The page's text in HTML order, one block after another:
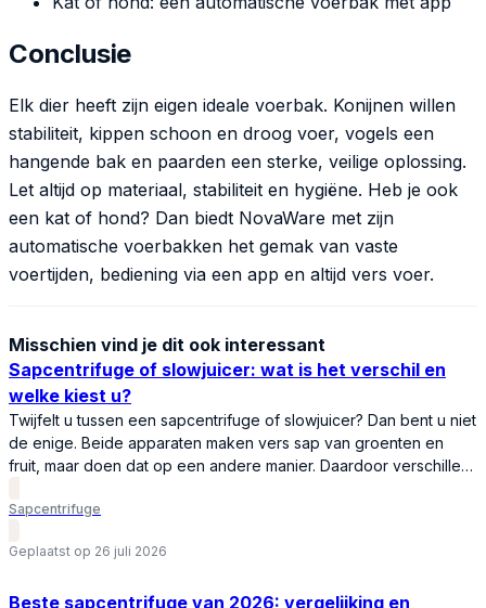
Conclusie
Elk dier heeft zijn eigen ideale voerbak. Konijnen willen
stabiliteit, kippen schoon en droog voer, vogels een
hangende bak en paarden een sterke, veilige oplossing.
Let altijd op materiaal, stabiliteit en hygiëne. Heb je ook
een kat of hond? Dan biedt NovaWare met zijn
automatische voerbakken het gemak van vaste
voertijden, bediening via een app en altijd vers voer.
Misschien vind je dit ook interessant
Sapcentrifuge of slowjuicer: wat is het verschil en
welke kiest u?
Twijfelt u tussen een sapcentrifuge of slowjuicer? Dan bent u niet
de enige. Beide apparaten maken vers sap van groenten en
fruit, maar doen dat op een andere manier. Daardoor verschillen
vergelijking leest u wat het verschil is tussen een sapcentrifuge
Sapcentrifuge
Geplaatst op 26 juli 2026
Beste sapcentrifuge van 2026: vergelijking en